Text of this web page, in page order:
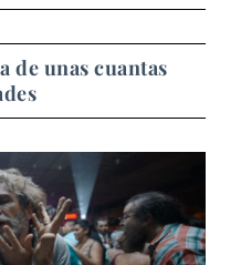
de unas cuantas